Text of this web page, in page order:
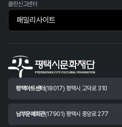
클린신고센터
패밀리사이트 바로가기
평택아트센터 (18017) 평택시 고덕로 310
남부문예회관(17901) 평택시 중앙로 277